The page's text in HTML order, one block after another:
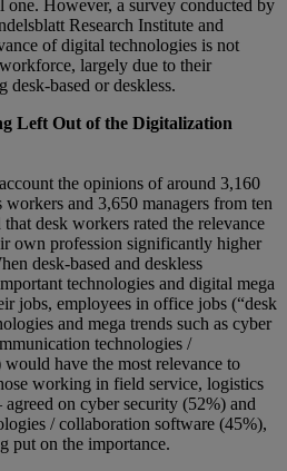
However, a survey conducted by
Research Institute and
of digital technologies is not
largely due to their
desk-based or deskless.
Left Out of the Digitalization
the opinions of around 3,160
and 3,650 managers from ten
desk workers rated the relevance
own profession significantly higher
desk-based and deskless
technologies and digital mega
jobs, employees in office jobs (“desk
and mega trends such as cyber
technologies /
have the most relevance to
working in field service, logistics
on cyber security (52%) and
/ collaboration software (45%),
put on the importance.